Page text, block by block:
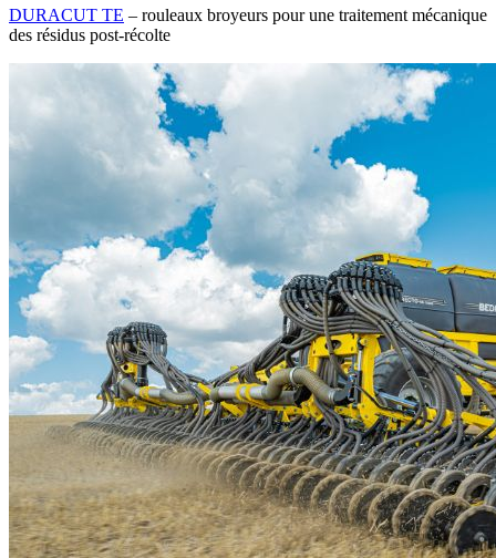
DURACUT TE – rouleaux broyeurs pour une traitement mécanique
des résidus post-récolte